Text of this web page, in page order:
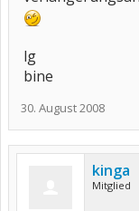
lg
bine
30. August 2008
kinga
Mitglied